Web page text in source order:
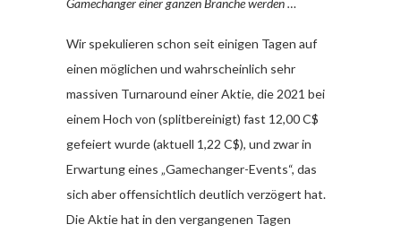
Gamechanger einer ganzen Branche werden …
Wir spekulieren schon seit einigen Tagen auf
einen möglichen und wahrscheinlich sehr
massiven Turnaround einer Aktie, die 2021 bei
einem Hoch von (splitbereinigt) fast 12,00 C$
gefeiert wurde (aktuell 1,22 C$), und zwar in
Erwartung eines „Gamechanger-Events“, das
sich aber offensichtlich deutlich verzögert hat.
Die Aktie hat in den vergangenen Tagen